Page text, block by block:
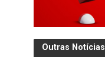
Outras Notícias